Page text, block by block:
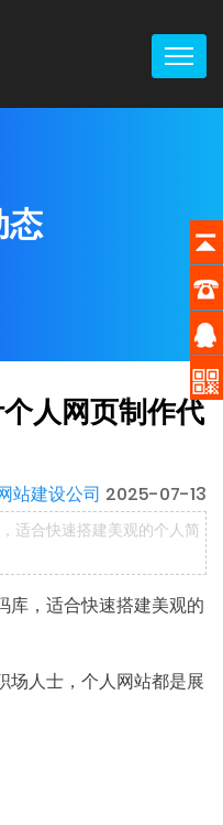
态
人网页制作代
站建设公司 2025-07-13
适合快速搭建美观的个人简
库，适合快速搭建美观的
场人士，个人网站都是展